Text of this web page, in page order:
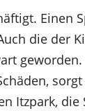
Einen
die der
Itzpark, die